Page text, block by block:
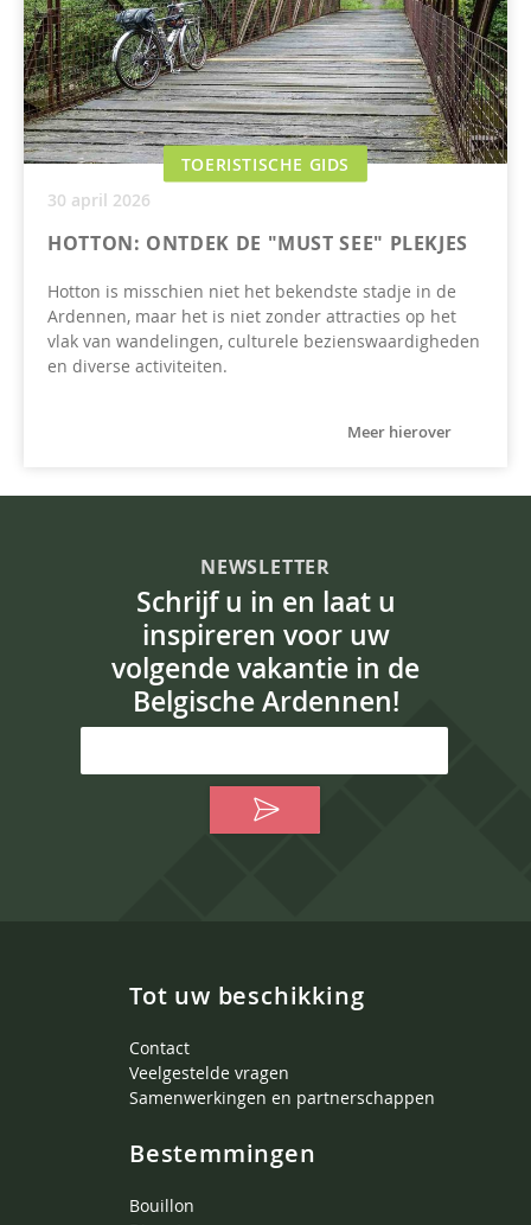
TOERISTISCHE GIDS
30 april 2026
HOTTON: ONTDEK DE "MUST SEE" PLEKJES
Hotton is misschien niet het bekendste stadje in de
Ardennen, maar het is niet zonder attracties op het
vlak van wandelingen, culturele bezienswaardigheden
en diverse activiteiten.
Meer hierover
NEWSLETTER
Schrijf u in en laat u
inspireren voor uw
volgende vakantie in de
Belgische Ardennen!
Tot uw beschikking
Contact
Veelgestelde vragen
Samenwerkingen en partnerschappen
Bestemmingen
Bouillon